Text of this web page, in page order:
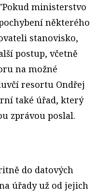
ministerstvo
některého
stanovisko,
postup, včetně
na možné
resortu Ondřej
také úřad, který
zprávou poslal.
do datových
úřady už od jejich